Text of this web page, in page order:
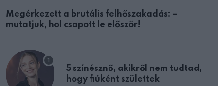
Megérkezett a brutális felhőszakadás: –
mutatjuk, hol csapott le először!
5 színésznő, akikről nem tudtad,
hogy fiúként születtek